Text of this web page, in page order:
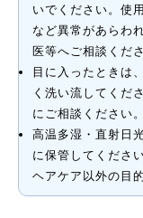
いでください。使
など異常があらわ
医等へご相談くださ
目に入ったときは
く洗い流してくだ
にご相談ください。
高温多湿・直射日
に保管してくださ
ヘアケア以外の目